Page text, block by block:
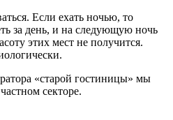
Если ехать ночью, то
за день, и на следующую ночь
этих мест не получится.
«старой гостиницы» мы
секторе.